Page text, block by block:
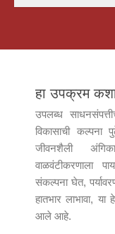
हा उपक्रम
उपलब्ध
विकासाची
जीवनशैली
वाळवंटीकरणाला
संकल्पना घेत,
हातभार लाभावा,
आले आहे.